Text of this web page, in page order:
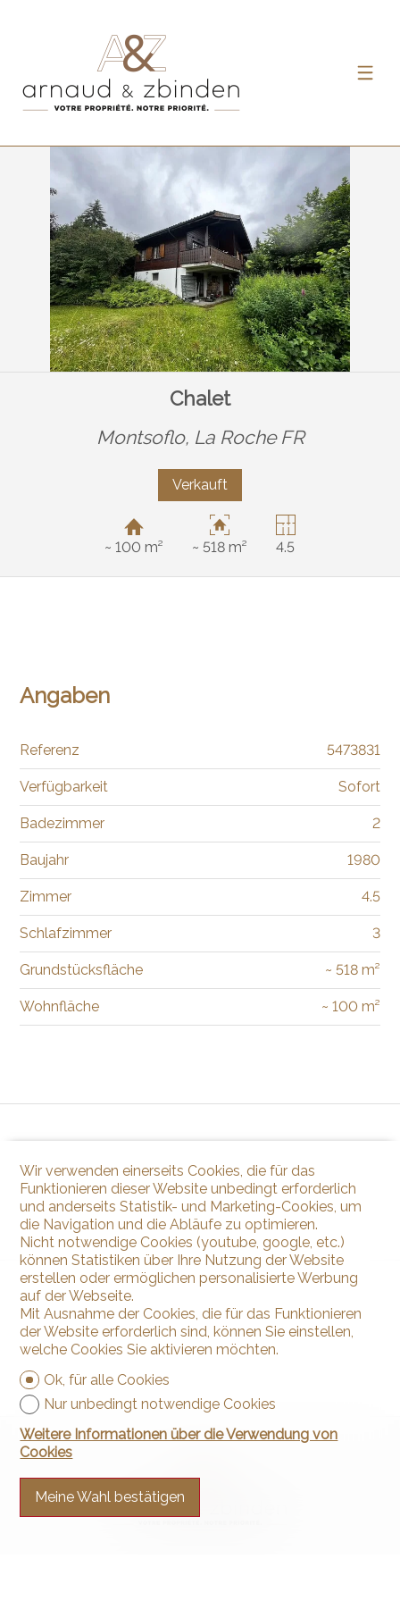
Chalet
Montsoflo, La Roche FR
Verkauft
~ 100 m² ~ 518 m² 4.5
Angaben
Referenz 5473831
Verfügbarkeit Sofort
Badezimmer 2
Baujahr 1980
Zimmer 4.5
Schlafzimmer 3
Grundstücksfläche ~ 518 m²
Wohnfläche ~ 100 m²
Wir verwenden einerseits Cookies, die für das
Funktionieren dieser Website unbedingt erforderlich
und anderseits Statistik- und Marketing-Cookies, um
die Navigation und die Abläufe zu optimieren.
Nicht notwendige Cookies (youtube, google, etc.)
können Statistiken über Ihre Nutzung der Website
erstellen oder ermöglichen personalisierte Werbung
auf der Webseite.
Mit Ausnahme der Cookies, die für das Funktionieren
der Website erforderlich sind, können Sie einstellen,
welche Cookies Sie aktivieren möchten.
Ok, für alle Cookies
Nur unbedingt notwendige Cookies
Weitere Informationen über die Verwendung von
Cookies
Meine Wahl bestätigen